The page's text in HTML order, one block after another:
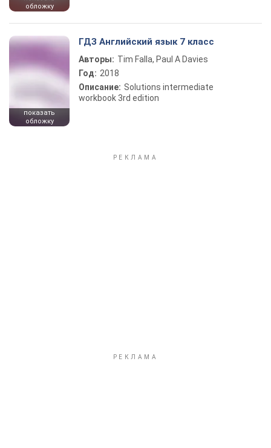
обложку
показать
обложку
ГДЗ Английский язык 7 класс
Авторы: Tim Falla, Paul A Davies
Год: 2018
Описание: Solutions intermediate
workbook 3rd edition